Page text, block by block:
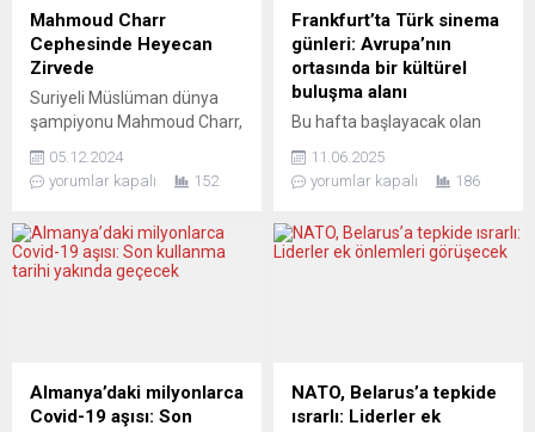
çıkmamasından yakındı.
Alman siyasetinin Türk
siyasetinden öğrendiklerini
kuşkusuna kapıldığına dikkat
çeken Işın Ertürk, Türkiye...
açıklamada Avrupa
Konseyi’nin Türkiye’de
tutukluluğu devam eden
insan hakları aktivisti ve iş
insanı Osman Kavala...
Mahmoud Charr
Cephesinde Heyecan
Zirvede
Suriyeli Müslüman dünya
şampiyonu Mahmoud Charr,
gerçekleşecek WBA Ağır
Sıklet Boks Şampiyonluğu
Bulgaristan’ın başkenti
Sofya’da yapılacak
Kubrat Pulev ile kıran kırana
bir mücadeleye çıkacak. Bu
05.12.2024
yorumlar kapalı
152
Frankfurt’ta Türk sinema
günleri: Avrupa’nın
ortasında bir kültürel
buluşma alanı
Bu hafta başlayacak olan
Film Festivali, 25’inci kez
sinema tutkunlarıyla
tarihleri arasında çok sayıda
film ve etkinliğe yer
Uluslararası Frankfurt Türk
Film Festivali, çeyrek
11.06.2025
yorumlar kapalı
186
Almanya’daki milyonlarca
Covid-19 aşısı: Son
NATO, Belarus’a tepkide
ısrarlı: Liderler ek